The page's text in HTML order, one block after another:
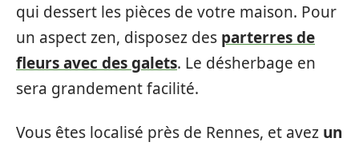
qui dessert les pièces de votre maison. Pour
un aspect zen, disposez des parterres de
fleurs avec des galets. Le désherbage en
sera grandement facilité.
Vous êtes localisé près de Rennes, et avez un